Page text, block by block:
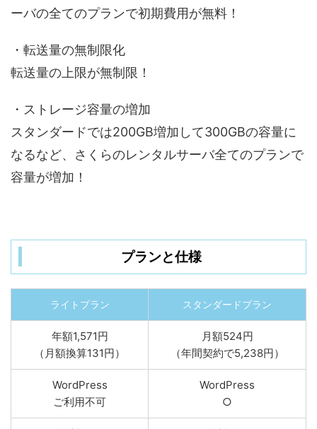
ーバの全てのプランで初期費用が無料！
・転送量の無制限化
転送量の上限が無制限！
・ストレージ容量の増加
スタンダードでは200GB増加して300GBの容量に
なるなど、さくらのレンタルサーバ全てのプランで
容量が増加！
プランと仕様
ライトプラン スタンダードプラン
年額1,571円
（月額換算131円）
月額524円
（年間契約で5,238円）
WordPress
ご利用不可
WordPress
○